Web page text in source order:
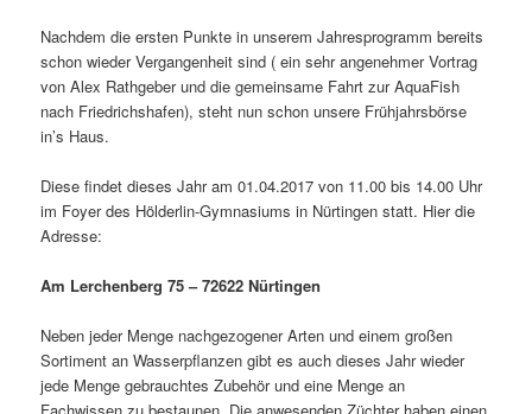
Nachdem die ersten Punkte in unserem Jahresprogramm bereits
schon wieder Vergangenheit sind ( ein sehr angenehmer Vortrag
von Alex Rathgeber und die gemeinsame Fahrt zur AquaFish
nach Friedrichshafen), steht nun schon unsere Frühjahrsbörse
in’s Haus.
Diese findet dieses Jahr am 01.04.2017 von 11.00 bis 14.00 Uhr
im Foyer des Hölderlin-Gymnasiums in Nürtingen statt. Hier die
Adresse:
Am Lerchenberg 75 – 72622 Nürtingen
Neben jeder Menge nachgezogener Arten und einem großen
Sortiment an Wasserpflanzen gibt es auch dieses Jahr wieder
jede Menge gebrauchtes Zubehör und eine Menge an